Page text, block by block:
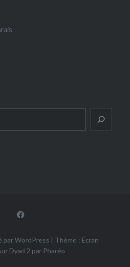
Facebook
par WordPress | Thème : Écran
Dyad 2 par Pharéo